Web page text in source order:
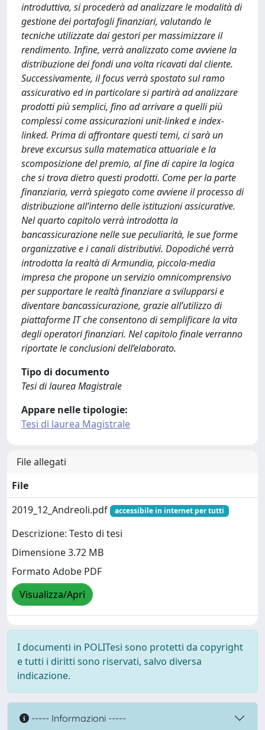
introduttiva, si procederà ad analizzare le modalità di
gestione dei portafogli finanziari, valutando le
tecniche utilizzate dai gestori per massimizzare il
rendimento. Infine, verrà analizzato come avviene la
distribuzione dei fondi una volta ricavati dal cliente.
Successivamente, il focus verrà spostato sul ramo
assicurativo ed in particolare si partirà ad analizzare
prodotti più semplici, fino ad arrivare a quelli più
complessi come assicurazioni unit-linked e index-
linked. Prima di affrontare questi temi, ci sarà un
breve excursus sulla matematica attuariale e la
scomposizione del premio, al fine di capire la logica
che si trova dietro questi prodotti. Come per la parte
finanziaria, verrà spiegato come avviene il processo di
distribuzione all’interno delle istituzioni assicurative.
Nel quarto capitolo verrà introdotta la
bancassicurazione nelle sue peculiarità, le sue forme
organizzative e i canali distributivi. Dopodiché verrà
introdotta la realtà di Armundia, piccola-media
impresa che propone un servizio omnicomprensivo
per supportare le realtà finanziare a svilupparsi e
diventare bancassicurazione, grazie all’utilizzo di
piattaforme IT che consentono di semplificare la vita
degli operatori finanziari. Nel capitolo finale verranno
riportate le conclusioni dell’elaborato.
Tipo di documento
Tesi di laurea Magistrale
Appare nelle tipologie:
Tesi di laurea Magistrale
File allegati
File
2019_12_Andreoli.pdf
accessibile in internet per tutti
Descrizione: Testo di tesi
Dimensione 3.72 MB
Formato Adobe PDF
Visualizza/Apri
I documenti in POLITesi sono protetti da copyright
e tutti i diritti sono riservati, salvo diversa
indicazione.
----- Informazioni -----